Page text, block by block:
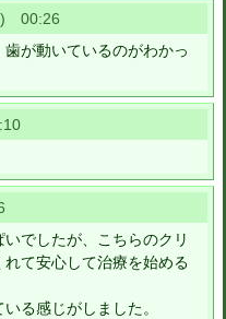
) 00:26
が動いているのがわかっ
でしたが、こちらのクリ
て安心して治療を始める
る感じがしました。